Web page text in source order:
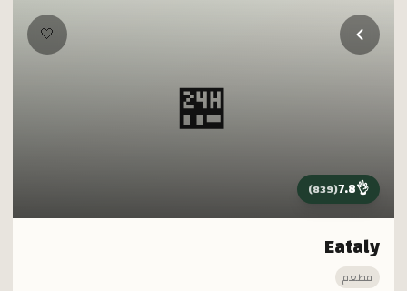
تخطي إلى المحتوى الرئيسي
🏪
🤍
👌
7.8
(
839
)
Eataly
مطعم